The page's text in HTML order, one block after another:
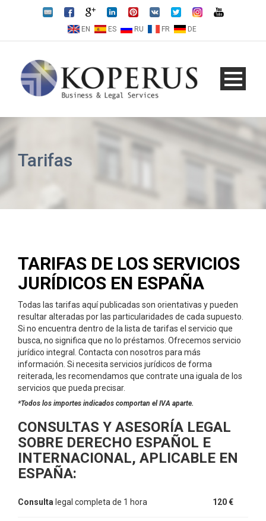
EN ES RU FR DE
Tarifas
TARIFAS DE LOS SERVICIOS
JURÍDICOS EN ESPAÑA
Todas las tarifas aquí publicadas son orientativas y pueden
resultar alteradas por las particularidades de cada supuesto.
Si no encuentra dentro de la lista de tarifas el servicio que
busca, no significa que no lo préstamos. Ofrecemos servicio
jurídico integral. Contacta con nosotros para más
información. Si necesita servicios jurídicos de forma
reiterada, les recomendamos que contrate una iguala de los
servicios que pueda precisar.
*Todos los importes indicados comportan el IVA aparte.
CONSULTAS Y ASESORÍA LEGAL
SOBRE DERECHO ESPAÑOL E
INTERNACIONAL, APLICABLE EN
ESPAÑA:
Consulta legal completa de 1 hora 120 €